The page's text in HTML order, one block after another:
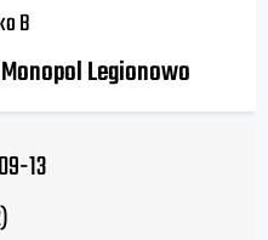
B
Legionowo
13